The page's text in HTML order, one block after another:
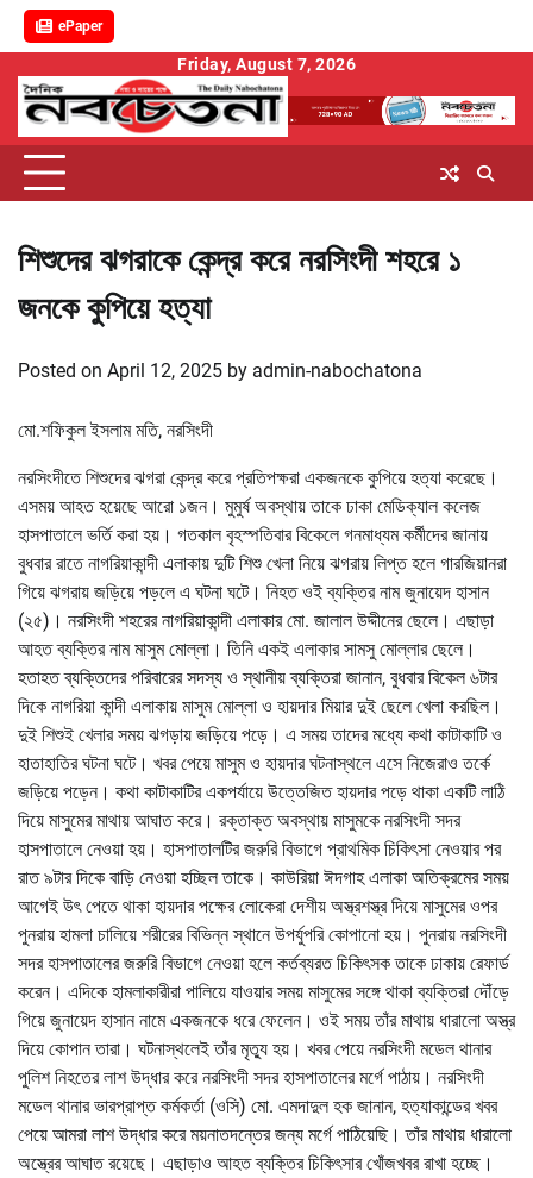
ePaper
content
Friday, August 7, 2026
শিশুদের ঝগরাকে কেন্দ্র করে নরসিংদী শহরে ১
জনকে কুপিয়ে হত্যা
Posted on April 12, 2025 by admin-nabochatona
মো.শফিকুল ইসলাম মতি, নরসিংদী
নরসিংদীতে শিশুদের ঝগরা কেন্দ্র করে প্রতিপক্ষরা একজনকে কুপিয়ে হত্যা করেছে।
এসময় আহত হয়েছে আরো ১জন। মুমুর্ষ অবস্থায় তাকে ঢাকা মেডিক্যাল কলেজ
হাসপাতালে ভর্তি করা হয়। গতকাল বৃহস্পতিবার বিকেলে গনমাধ্যম কর্মীদের জানায়
বুধবার রাতে নাগরিয়াকান্দী এলাকায় দুটি শিশু খেলা নিয়ে ঝগরায় লিপ্ত হলে গারজিয়ানরা
গিয়ে ঝগরায় জড়িয়ে পড়লে এ ঘটনা ঘটে। নিহত ওই ব্যক্তির নাম জুনায়েদ হাসান
(২৫)। নরসিংদী শহরের নাগরিয়াকান্দী এলাকার মো. জালাল উদ্দীনের ছেলে। এছাড়া
আহত ব্যক্তির নাম মাসুম মোল্লা। তিনি একই এলাকার সামসু মোল্লার ছেলে।
হতাহত ব্যক্তিদের পরিবারের সদস্য ও স্থানীয় ব্যক্তিরা জানান, বুধবার বিকেল ৬টার
দিকে নাগরিয়া কান্দী এলাকায় মাসুম মোল্লা ও হায়দার মিয়ার দুই ছেলে খেলা করছিল।
দুই শিশুই খেলার সময় ঝগড়ায় জড়িয়ে পড়ে। এ সময় তাদের মধ্যে কথা কাটাকাটি ও
হাতাহাতির ঘটনা ঘটে। খবর পেয়ে মাসুম ও হায়দার ঘটনাস্থলে এসে নিজেরাও তর্কে
জড়িয়ে পড়েন। কথা কাটাকাটির একপর্যায়ে উত্তেজিত হায়দার পড়ে থাকা একটি লাঠি
দিয়ে মাসুমের মাথায় আঘাত করে। রক্তাক্ত অবস্থায় মাসুমকে নরসিংদী সদর
হাসপাতালে নেওয়া হয়। হাসপাতালটির জরুরি বিভাগে প্রাথমিক চিকিৎসা নেওয়ার পর
রাত ৯টার দিকে বাড়ি নেওয়া হচ্ছিল তাকে। কাউরিয়া ঈদগাহ এলাকা অতিক্রমের সময়
আগেই উৎ পেতে থাকা হায়দার পক্ষের লোকেরা দেশীয় অস্ত্রশস্ত্র দিয়ে মাসুমের ওপর
পুনরায় হামলা চালিয়ে শরীরের বিভিন্ন স্থানে উপর্যুপরি কোপানো হয়। পুনরায় নরসিংদী
সদর হাসপাতালের জরুরি বিভাগে নেওয়া হলে কর্তব্যরত চিকিৎসক তাকে ঢাকায় রেফার্ড
করেন। এদিকে হামলাকারীরা পালিয়ে যাওয়ার সময় মাসুমের সঙ্গে থাকা ব্যক্তিরা দৌঁড়ে
গিয়ে জুনায়েদ হাসান নামে একজনকে ধরে ফেলেন। ওই সময় তাঁর মাথায় ধারালো অস্ত্র
দিয়ে কোপান তারা। ঘটনাস্থলেই তাঁর মৃত্যু হয়। খবর পেয়ে নরসিংদী মডেল থানার
পুলিশ নিহতের লাশ উদ্ধার করে নরসিংদী সদর হাসপাতালের মর্গে পাঠায়। নরসিংদী
মডেল থানার ভারপ্রাপ্ত কর্মকর্তা (ওসি) মো. এমদাদুল হক জানান, হত্যাকান্ডের খবর
পেয়ে আমরা লাশ উদ্ধার করে ময়নাতদন্তের জন্য মর্গে পাঠিয়েছি। তাঁর মাথায় ধারালো
অস্ত্রের আঘাত রয়েছে। এছাড়াও আহত ব্যক্তির চিকিৎসার খোঁজখবর রাখা হচ্ছে।